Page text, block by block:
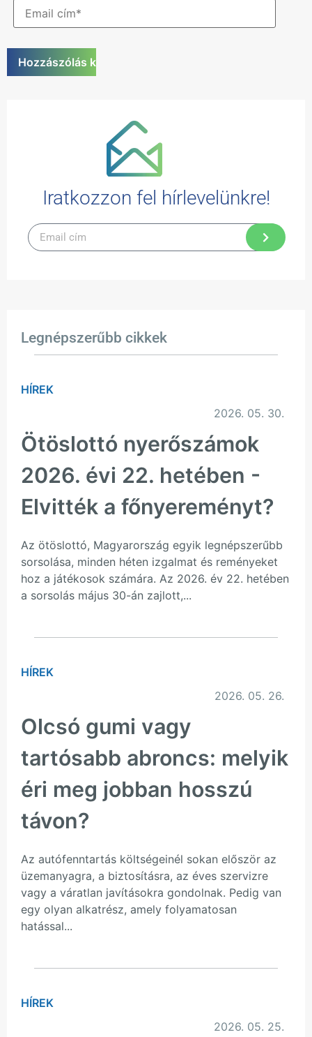
Iratkozzon fel hírlevelünkre!
Legnépszerűbb cikkek
HÍREK
2026. 05. 30.
Ötöslottó nyerőszámok
2026. évi 22. hetében -
Elvitték a főnyereményt?
Az ötöslottó, Magyarország egyik legnépszerűbb
sorsolása, minden héten izgalmat és reményeket
hoz a játékosok számára. Az 2026. év 22. hetében
a sorsolás május 30-án zajlott,...
HÍREK
2026. 05. 26.
Olcsó gumi vagy
tartósabb abroncs: melyik
éri meg jobban hosszú
távon?
Az autófenntartás költségeinél sokan először az
üzemanyagra, a biztosításra, az éves szervizre
vagy a váratlan javításokra gondolnak. Pedig van
egy olyan alkatrész, amely folyamatosan
hatással...
HÍREK
2026. 05. 25.